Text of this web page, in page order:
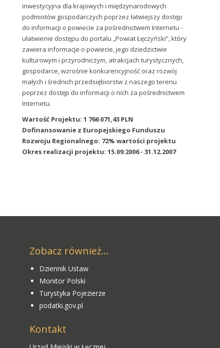
inwestycyjna dla krajowych i międzynarodowych
podmiotów gospodarczych poprzez łatwiejszy dostęp
do informacji o powiecie za pośrednictwem Internetu -
ułatwienie dostępu do portalu „Powiat Łęczyński”, który
zawiera informacje o powiecie, jego dziedzictwie
kulturowym i przyrodniczym, atrakcjach turystycznych,
gospodarce, wzrośnie konkurencyjność oraz rozwój
małych i średnich przedsiębiorstw z naszego terenu
poprzez dostęp do informacji o nich za pośrednictwem
Internetu.
Wartość Projektu: 1 766 071,43 PLN
Dofinansowanie z Europejskiego Funduszu
Rozwoju Regionalnego: 72% wartości projektu
Okres realizacji projektu: 15.09.2006 - 31.12.2007
Zobacz również...
Dziennik Ustaw
Monitor Polski
Turystyka Pojezierze
podatki.gov.pl
Kontakt